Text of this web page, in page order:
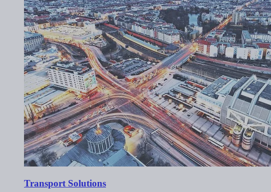
Transport Solutions